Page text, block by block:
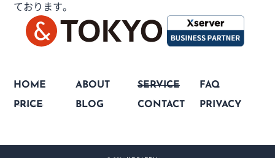
ております。
HOME ABOUT SERVICE
FAQ
PRICE
BLOG CONTACT PRIVACY